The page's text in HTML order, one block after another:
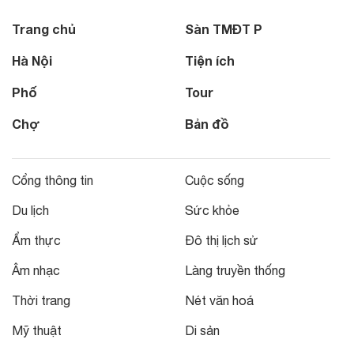
Trang chủ
Hà Nội
Phố
Chợ
Sàn TMĐT P
Tiện ích
Tour
Bản đồ
Cổng thông tin
Du lịch
Ẩm thực
Âm nhạc
Thời trang
Mỹ thuật
Cuộc sống
Sức khỏe
Đô thị lịch sử
Làng truyền thống
Nét văn hoá
Di sản